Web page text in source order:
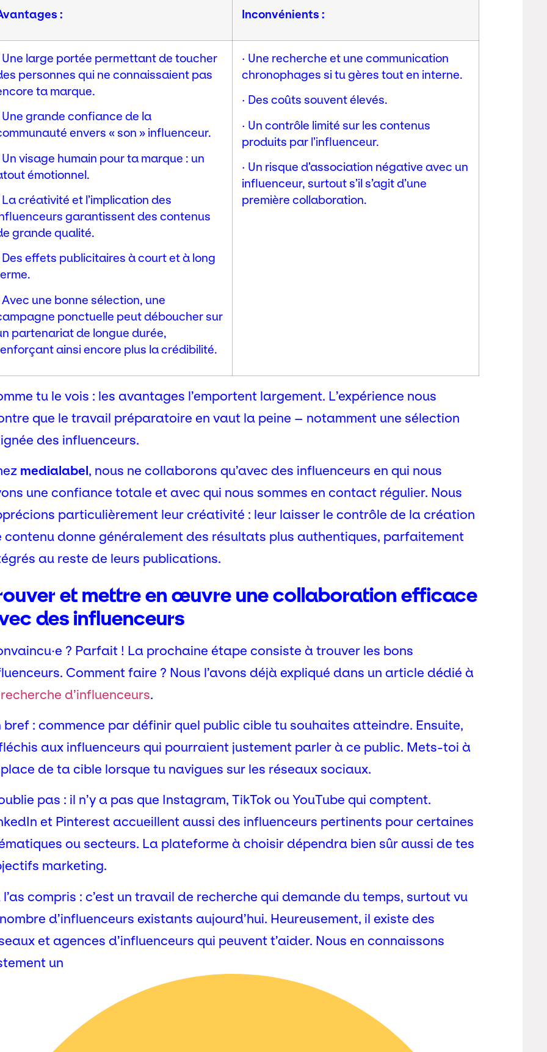
: Inconvénients :
Une large portée permettant de toucher
personnes qui ne connaissaient pas
ta marque.
Une grande confiance de la
envers « son » influenceur.
Un visage humain pour ta marque : un
émotionnel.
La créativité et l’implication des
garantissent des contenus
grande qualité.
Des effets publicitaires à court et à long
Avec une bonne sélection, une
ponctuelle peut déboucher sur
partenariat de longue durée,
ainsi encore plus la crédibilité.
· Une recherche et une communication
chronophages si tu gères tout en interne.
· Des coûts souvent élevés.
· Un contrôle limité sur les contenus
produits par l’influenceur.
· Un risque d’association négative avec un
influenceur, surtout s’il s’agit d’une
première collaboration.
tu le vois : les avantages l’emportent largement. L’expérience nous
que le travail préparatoire en vaut la peine – notamment une sélection
des influenceurs.
medialabel, nous ne collaborons qu’avec des influenceurs en qui nous
une confiance totale et avec qui nous sommes en contact régulier. Nous
particulièrement leur créativité : leur laisser le contrôle de la création
contenu donne généralement des résultats plus authentiques, parfaitement
au reste de leurs publications.
et mettre en œuvre une collaboration efficace
des influenceurs
? Parfait ! La prochaine étape consiste à trouver les bons
Comment faire ? Nous l’avons déjà expliqué dans un article dédié à
recherche d’influenceurs.
bref : commence par définir quel public cible tu souhaites atteindre. Ensuite,
aux influenceurs qui pourraient justement parler à ce public. Mets-toi à
de ta cible lorsque tu navigues sur les réseaux sociaux.
pas : il n’y a pas que Instagram, TikTok ou YouTube qui comptent.
et Pinterest accueillent aussi des influenceurs pertinents pour certaines
ou secteurs. La plateforme à choisir dépendra bien sûr aussi de tes
marketing.
l’as compris : c’est un travail de recherche qui demande du temps, surtout vu
d’influenceurs existants aujourd’hui. Heureusement, il existe des
et agences d’influenceurs qui peuvent t’aider. Nous en connaissons
un